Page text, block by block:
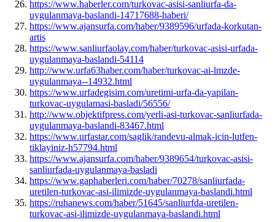
https://www.haberler.com/turkovac-asisi-sanliurfa-da-
uygulanmaya-baslandi-14717688-haberi/
https://www.ajansurfa.com/haber/9389596/urfada-korkutan-
artis
https://www.sanliurfaolay.com/haber/turkovac-asisi-urfada-
uygulanmaya-baslandi-54114
http://www.urfa63haber.com/haber/turkovac-ai-lmzde-
uygulanmaya--14932.html
https://www.urfadegisim.com/uretimi-urfa-da-yapilan-
turkovac-uygulamasi-basladi/56556/
http://www.objektifpress.com/yerli-asi-turkovac-sanliurfada-
uygulanmaya-baslandi-83467.html
https://www.urfastar.com/saglik/randevu-almak-icin-lutfen-
tiklayiniz-h57794.html
https://www.ajansurfa.com/haber/9389654/turkovac-asisi-
sanliurfada-uygulanmaya-basladi
https://www.gaphaberleri.com/haber/70278/sanliurfada-
uretilen-turkovac-asi-ilimizde-uygulanmaya-baslandi.html
https://ruhanews.com/haber/51645/sanliurfda-uretilen-
turkovac-asi-ilimizde-uygulanmaya-baslandi.html